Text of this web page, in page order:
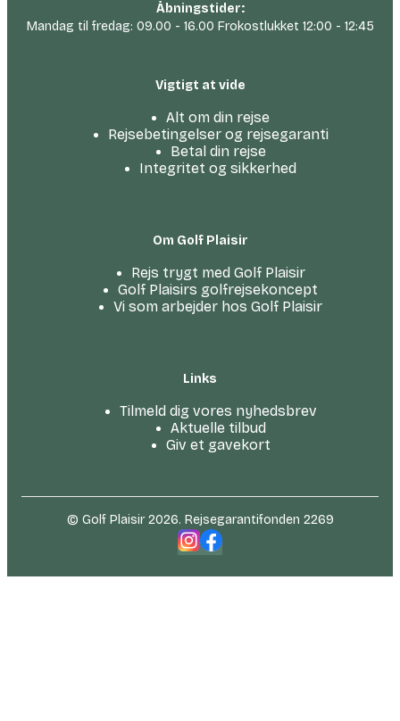
Åbningstider:
Mandag til fredag: 09.00 - 16.00 Frokostlukket 12:00 - 12:45
Vigtigt at vide
Alt om din rejse
Rejsebetingelser og rejsegaranti
Betal din rejse
Integritet og sikkerhed
Om Golf Plaisir
Rejs trygt med Golf Plaisir
Golf Plaisirs golfrejsekoncept
Vi som arbejder hos Golf Plaisir
Links
Tilmeld dig vores nyhedsbrev
Aktuelle tilbud
Giv et gavekort
© Golf Plaisir 2026. Rejsegarantifonden 2269